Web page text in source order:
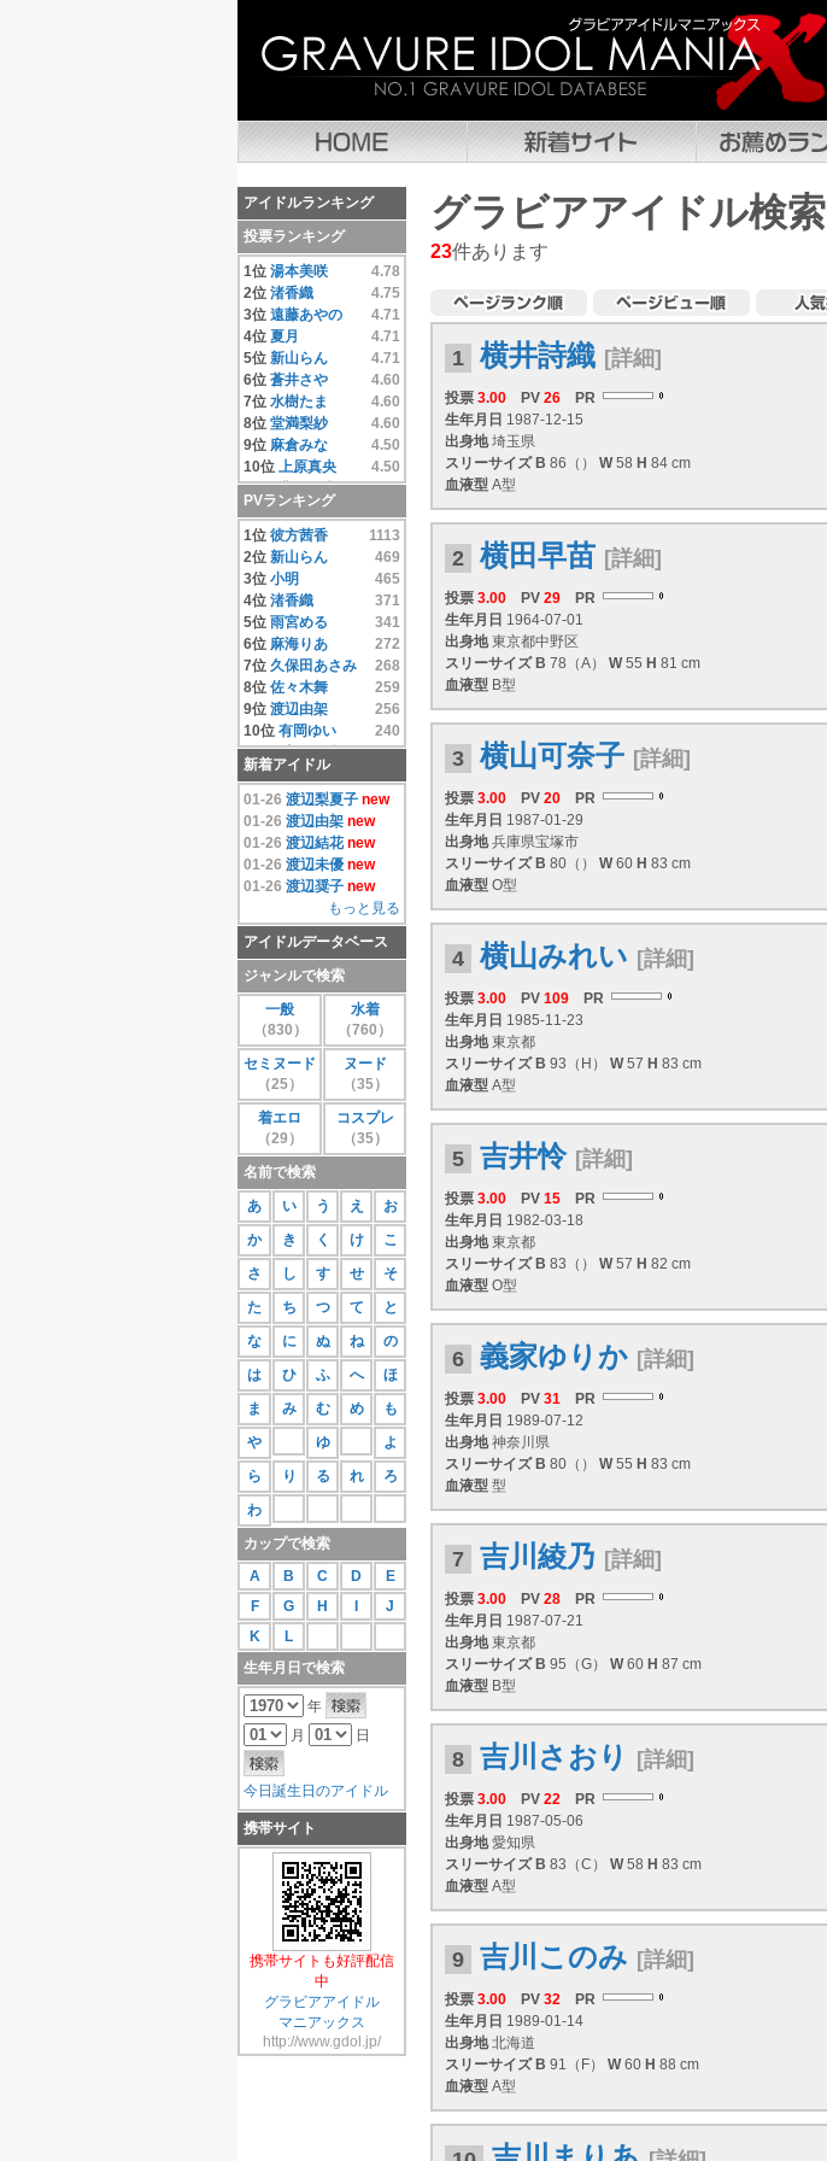
アイドルランキング
投票ランキング
1位 湯本美咲
4.78
2位 渚香織
4.75
3位 遠藤あやの
4.71
4位 夏月
4.71
5位 新山らん
4.71
6位 蒼井さや
4.60
7位 水樹たま
4.60
8位 堂満梨紗
4.60
9位 麻倉みな
4.50
10位 上原真央
4.50
11位豊田果歩
4.50
12位 小池唯
13位彼方茜香
4.40
14位相澤仁美
4.33
15位相沢まき
4.33
16位逢沢りな
4.33
17位相原みぃ
4.33
18位相原美咲
4.33
19位秋元結衣
4.33
20位雨宮める
4.33
21位有岡ゆい
4.33
22位 安藤遥
4.33
23位いいむれまさき
24位生田善子
4.33
25位入矢麻衣
4.33
26位鵜飼りえ
4.33
27位蛯原天
4.33
28位和葉みれい
4.33
栗原みさ
4.33
30位末永みゆ
4.33
もっと見る
PVランキング
1位 彼方茜香
1113
2位 新山らん
469
3位 小明
465
4位 渚香織
371
5位 雨宮める
341
6位 麻海りあ
272
7位 久保田あさみ
268
8位 佐々木舞
259
9位 渡辺由架
256
10位 有岡ゆい
240
11位千原こずえ
237
12位 尾崎ナナ
13位片瀬桃
220
14位水樹たま
214
15位遠藤あやの
208
16位麻倉みな
171
17位上原真央
155
島本里沙
152
19位團遥香
147
20位安西かな
131
21位 芦田実沙寿
22位鮎川穂乃果
126
23位手束真知子
124
24位伊達あい
123
25位大崎由希
115
26位鈴木あきえ
115
27位蒼井さや
111
28位紗那
109
29位相原美咲
107
30位桜庭あつこ
もっと見る
新着アイドル
01-26 渡辺梨夏子 new
01-26 渡辺由架 new
01-26 渡辺結花 new
01-26 渡辺未優 new
01-26 渡辺奨子 new
もっと見る
アイドルデータベース
ジャンルで検索
一般
（830）
水着
（760）
セミヌード
（25）
ヌード
（35）
着エロ
（29）
コスプレ
（35）
名前で検索
あ
い う え
お
か
き く け
こ
さ
し す せ
そ
た
ち つ て
と
な
に ぬ ね
の
は
ひ ふ へ
ほ
ま
み む め
も
や
ゆ
よ
ら
り る れ
ろ
わ
カップで検索
A
B C D
E
F
G H
J
K
L
生年月日で検索
年
月
日
今日誕生日のアイドル
携帯サイト
携帯サイトも好評配信
中
グラビアアイドル
マニアックス
http://www.gdol.jp/
グラビアアイドル検索
23件あります
1 横井詩織 [詳細]
投票 3.00 PV 26
PR
生年月日 1987-12-15
出身地埼玉県
スリーサイズ B 86（） W58 H 84 cm
血液型 A型
2 横田早苗 [詳細]
投票 3.00 PV 29
PR
生年月日 1964-07-01
出身地東京都中野区
スリーサイズ B 78（A） W55 H 81 cm
血液型 B型
3 横山可奈子 [詳細]
投票 3.00 PV 20
PR
生年月日 1987-01-29
出身地兵庫県宝塚市
スリーサイズ B 80（） W60 H 83 cm
血液型 O型
4 横山みれい [詳細]
投票 3.00 PV 109
PR
生年月日 1985-11-23
出身地東京都
スリーサイズ B 93（H） W57 H 83 cm
血液型 A型
5 吉井怜 [詳細]
投票 3.00 PV 15
PR
生年月日 1982-03-18
出身地東京都
スリーサイズ B 83（） W57 H 82 cm
血液型 O型
6 義家ゆりか [詳細]
投票 3.00 PV 31
PR
生年月日 1989-07-12
出身地神奈川県
スリーサイズ B 80（） W55 H 83 cm
血液型 型
7 吉川綾乃 [詳細]
投票 3.00 PV 28
PR
生年月日 1987-07-21
出身地東京都
スリーサイズ B 95（G） W60 H 87 cm
血液型 B型
8 吉川さおり [詳細]
投票 3.00 PV 22
PR
生年月日 1987-05-06
出身地愛知県
スリーサイズ B 83（C） W58 H 83 cm
血液型 A型
9 吉川このみ [詳細]
投票 3.00 PV 32
PR
生年月日 1989-01-14
出身地北海道
スリーサイズ B 91（F） W60 H 88 cm
血液型 A型